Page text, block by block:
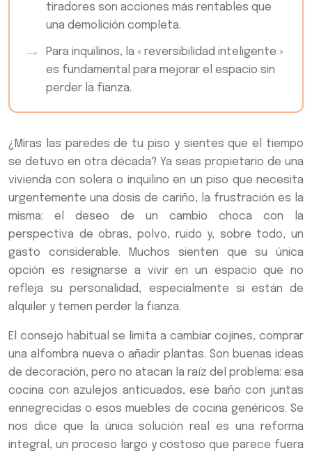
tiradores son acciones más rentables que
una demolición completa.
Para inquilinos, la « reversibilidad inteligente »
es fundamental para mejorar el espacio sin
perder la fianza.
¿Miras las paredes de tu piso y sientes que el tiempo
se detuvo en otra década? Ya seas propietario de una
vivienda con solera o inquilino en un piso que necesita
urgentemente una dosis de cariño, la frustración es la
misma: el deseo de un cambio choca con la
perspectiva de obras, polvo, ruido y, sobre todo, un
gasto considerable. Muchos sienten que su única
opción es resignarse a vivir en un espacio que no
refleja su personalidad, especialmente si están de
alquiler y temen perder la fianza.
El consejo habitual se limita a cambiar cojines, comprar
una alfombra nueva o añadir plantas. Son buenas ideas
de decoración, pero no atacan la raíz del problema: esa
cocina con azulejos anticuados, ese baño con juntas
ennegrecidas o esos muebles de cocina genéricos. Se
nos dice que la única solución real es una reforma
integral, un proceso largo y costoso que parece fuera